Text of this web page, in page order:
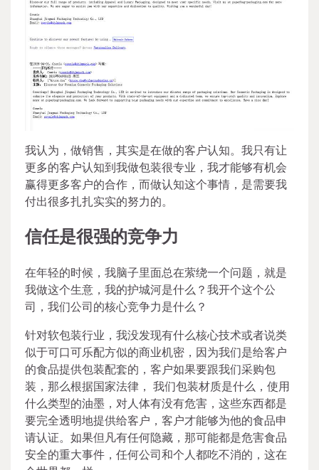
我认为，做销售，其实是在做的客户认知。我只有让
更多的客户认知到我做包装很专业，我才能够有机会
赢得更多客户的合作，而做认知这个事情，是需要我
付出很多扎扎实实的努力的。
信任是很强的竞争力
在年轻的时候，我脑子里面总在萦绕一个问题，就是
我做这个生意，我的护城河是什么？我开个这个公
司，我们公司的核心竞争力是什么？
针对软包装行业，我没发现有什么核心技术或者说类
似于可口可乐配方似的商业机密，因为我们是给客户
的食品提供包装配套的，客户如果要跟我们采购包
装，那么根据国家法律， 我们包装材质是什么，使用
什么类型的油墨，对人体有没有危害，这些东西都是
要完全透明地提供给客户，客户才能够为他的食品申
请认证。如果但凡有任何隐藏，那可能都是危害食品
安全的重大事件，任何公司和个人都吃不消的，这在